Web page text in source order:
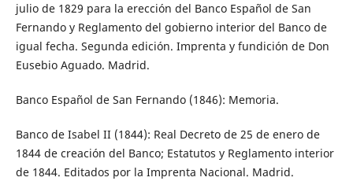
julio de 1829 para la erección del Banco Español de San
Fernando y Reglamento del gobierno interior del Banco de
igual fecha. Segunda edición. Imprenta y fundición de Don
Eusebio Aguado. Madrid.
Banco Español de San Fernando (1846): Memoria.
Banco de Isabel II (1844): Real Decreto de 25 de enero de
1844 de creación del Banco; Estatutos y Reglamento interior
de 1844. Editados por la Imprenta Nacional. Madrid.